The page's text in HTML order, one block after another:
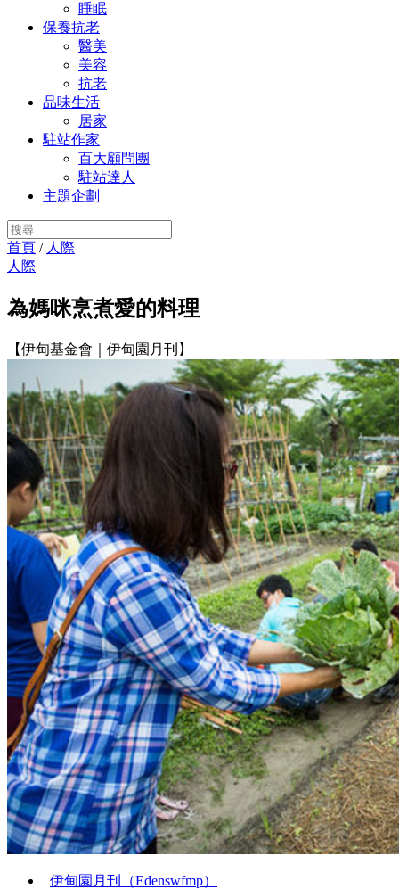
睡眠
保養抗老
醫美
美容
抗老
品味生活
居家
駐站作家
百大顧問團
駐站達人
主題企劃
首頁 / 人際
人際
為媽咪烹煮愛的料理
【伊甸基金會｜伊甸園月刊】
伊甸園月刊（Edenswfmp）